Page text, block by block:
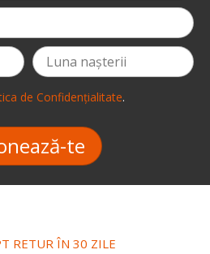
de Confidențialitate.
te
RETUR ÎN 30 ZILE